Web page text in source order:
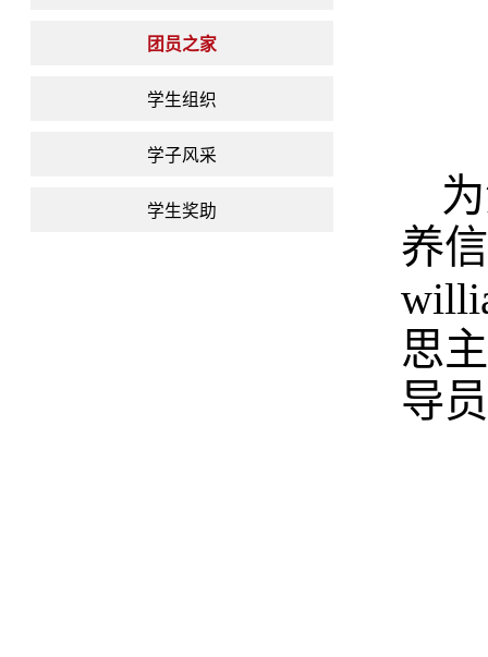
团员之家
学生组织
学子风采
学生奖助
养
思
导